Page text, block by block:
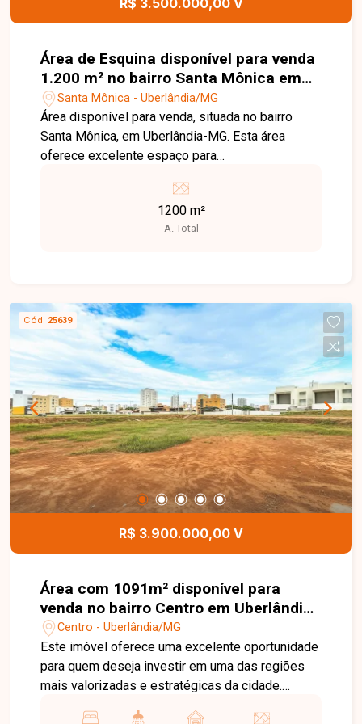
R$ 3.500.000,00 V
Área de Esquina disponível para venda
1.200 m² no bairro Santa Mônica em
Uberlândia-MG
Santa Mônica - Uberlândia/MG
Área disponível para venda, situada no bairro
Santa Mônica, em Uberlândia-MG. Esta área
oferece excelente espaço para
mistos. Sua localização estratégica no bairro
Santa Mônica proporciona fácil acesso a
avenidas principais, comércio local, escolas,
oportunidade para quem deseja investir em um
imóvel com grande potencial de valorização.
Disponibilidade e valores sujeitos a alteração,
imagens ilustrativas.
1200 m²
A. Total
Cód. 25639
R$ 3.900.000,00 V
Área com 1091m² disponível para
venda no bairro Centro em Uberlândia-
MGCentro - Uberlândia/MG
Este imóvel oferece uma excelente oportunidade
para quem deseja investir em uma das regiões
mais valorizadas e estratégicas da cidade.